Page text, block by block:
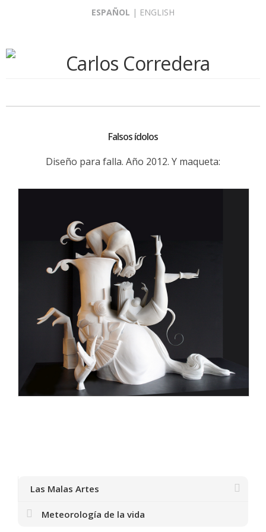
ESPAÑOL | ENGLISH
Falsos ídolos
Diseño para falla. Año 2012. Y maqueta:
Las Malas Artes
Meteorología de la vida